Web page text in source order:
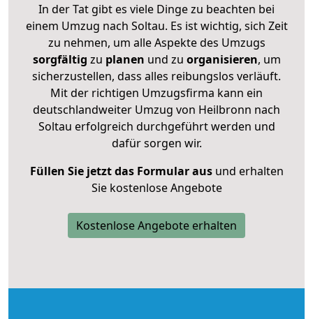
In der Tat gibt es viele Dinge zu beachten bei
einem Umzug nach Soltau. Es ist wichtig, sich Zeit
zu nehmen, um alle Aspekte des Umzugs
sorgfältig zu planen und zu organisieren, um
sicherzustellen, dass alles reibungslos verläuft.
Mit der richtigen Umzugsfirma kann ein
deutschlandweiter Umzug von Heilbronn nach
Soltau erfolgreich durchgeführt werden und
dafür sorgen wir.
Füllen Sie jetzt das Formular ausund erhalten
Sie kostenlose Angebote
Kostenlose Angebote erhalten